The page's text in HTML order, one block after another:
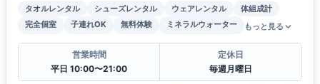
タオルレンタル シューズレンタル ウェアレンタル
体組成計
完全個室
子連れOK 無料体験 ミネラルウォーター もっと見る
営業時間
平日 10:00〜21:00
定休日
毎週月曜日